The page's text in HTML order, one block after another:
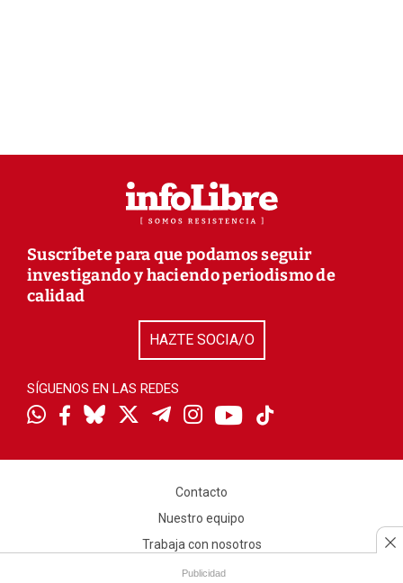
Publicidad
Suscríbete para que podamos seguir
investigando y haciendo periodismo de
calidad
HAZTE SOCIA/O
SÍGUENOS EN LAS REDES
Contacto
Nuestro equipo
Trabaja con nosotros
Sociedad de amigos